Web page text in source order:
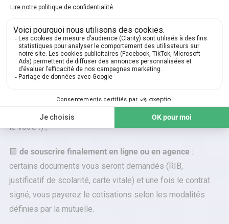
assurances est très concurrentiel alors n’hésitez pas à
consulter des comparateurs de prix en ligne, les sites des
assureurs et à faire des devis ;
celle qui correspond au mieux à vos attentes, à vos
besoins et votre budget
(que ce soit celui de votre ado ou
le vôtre !) ;
🟩 de souscrire finalement en ligne ou en agence :
certains documents vous seront demandés (RIB,
justificatif de scolarité, carte vitale) et une fois le contrat
signé, vous payerez le cotisations selon les modalités
définies par la mutuelle.